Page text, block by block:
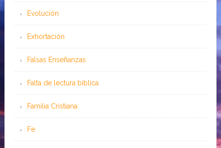
Evolución
Exhortación
Falsas Enseñanzas
Falta de lectura bíblica
Familia Cristiana
Fe